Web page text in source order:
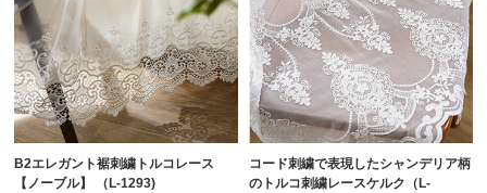
B2エレガント裾刺繍トルコレース
【ノーブル】 （L-1293)
コード刺繍で表現したシャンデリア柄
のトルコ刺繍レースケルク（L-